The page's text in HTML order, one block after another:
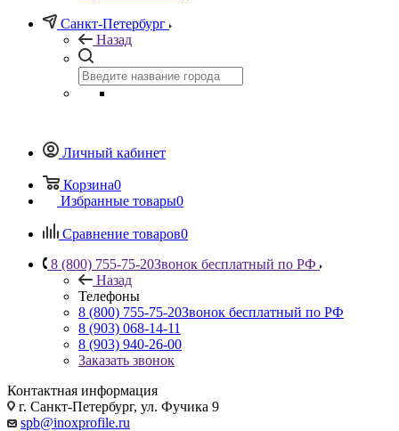
Санкт-Петербург
Назад
Личный кабинет
Корзина0
Избранные товары0
Сравнение товаров0
8 (800) 755-75-20Звонок бесплатный по РФ
Назад
Телефоны
8 (800) 755-75-20Звонок бесплатный по РФ
8 (903) 068-14-11
8 (903) 940-26-00
Заказать звонок
Контактная информация
г. Санкт-Петербург, ул. Фучика 9
spb@inoxprofile.ru